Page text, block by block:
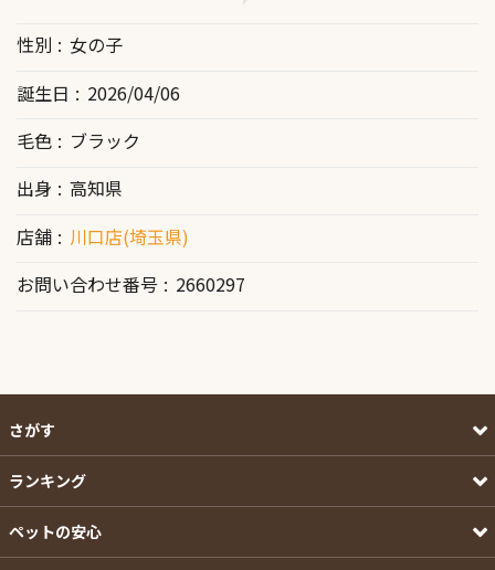
性別
女の子
誕生日
2026/04/06
毛色
ブラック
出身
高知県
店舗
川口店(埼玉県)
お問い合わせ番号
2660297
さがす
ランキング
ペットの安心